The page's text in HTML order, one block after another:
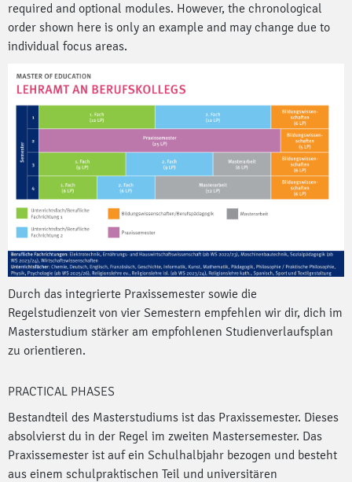
required and optional modules. However, the chronological
order shown here is only an example and may change due to
individual focus areas.
Durch das integrierte Praxissemester sowie die
Regelstudienzeit von vier Semestern empfehlen wir dir, dich im
Masterstudium stärker am empfohlenen Studienverlaufsplan
zu orientieren.
PRACTICAL PHASES
Bestandteil des Masterstudiums ist das Praxissemester. Dieses
absolvierst du in der Regel im zweiten Mastersemester. Das
Praxissemester ist auf ein Schulhalbjahr bezogen und besteht
aus einem schulpraktischen Teil und universitären